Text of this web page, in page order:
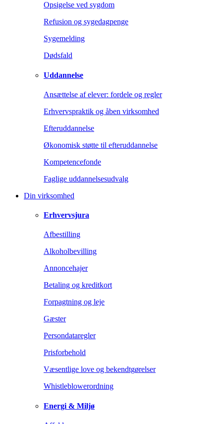
Opsigelse ved sygdom
Refusion og sygedagpenge
Sygemelding
Dødsfald
Uddannelse
Ansættelse af elever: fordele og regler
Erhvervspraktik og åben virksomhed
Efteruddannelse
Økonomisk støtte til efteruddannelse
Kompetencefonde
Faglige uddannelsesudvalg
Din virksomhed
Erhvervsjura
Afbestilling
Alkoholbevilling
Annoncehajer
Betaling og kreditkort
Forpagtning og leje
Gæster
Persondataregler
Prisforbehold
Væsentlige love og bekendtgørelser
Whistleblowerordning
Energi & Miljø